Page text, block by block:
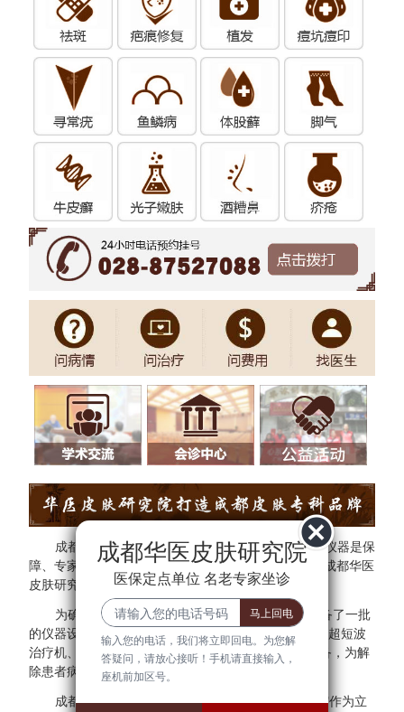
成都华医皮肤研究院秉承"医院环境是基础、设备仪器是保
障、专家团队是核心"的方针。为了更好的服务于民，成都华医
皮肤研究院与多家三甲医院专家建立专家会诊中心。
为确保医疗质量与安全，成都华医皮肤研究院配备了一批
的仪器设备，拥有308准分子光治疗仪、红宝石激光、超短波
治疗机、射频治疗仪、窄谱UVB治疗仪等检查诊断设备，为解
除患者病症提供可靠的保障。
成都华医皮肤研究院始终把"群众满意、患者放心"作为立
成都华医皮肤研究院
医保定点单位 名老专家坐诊
输入您的电话，我们将立即回电。为您解
答疑问，请放心接听！手机请直接输入，
座机前加区号。